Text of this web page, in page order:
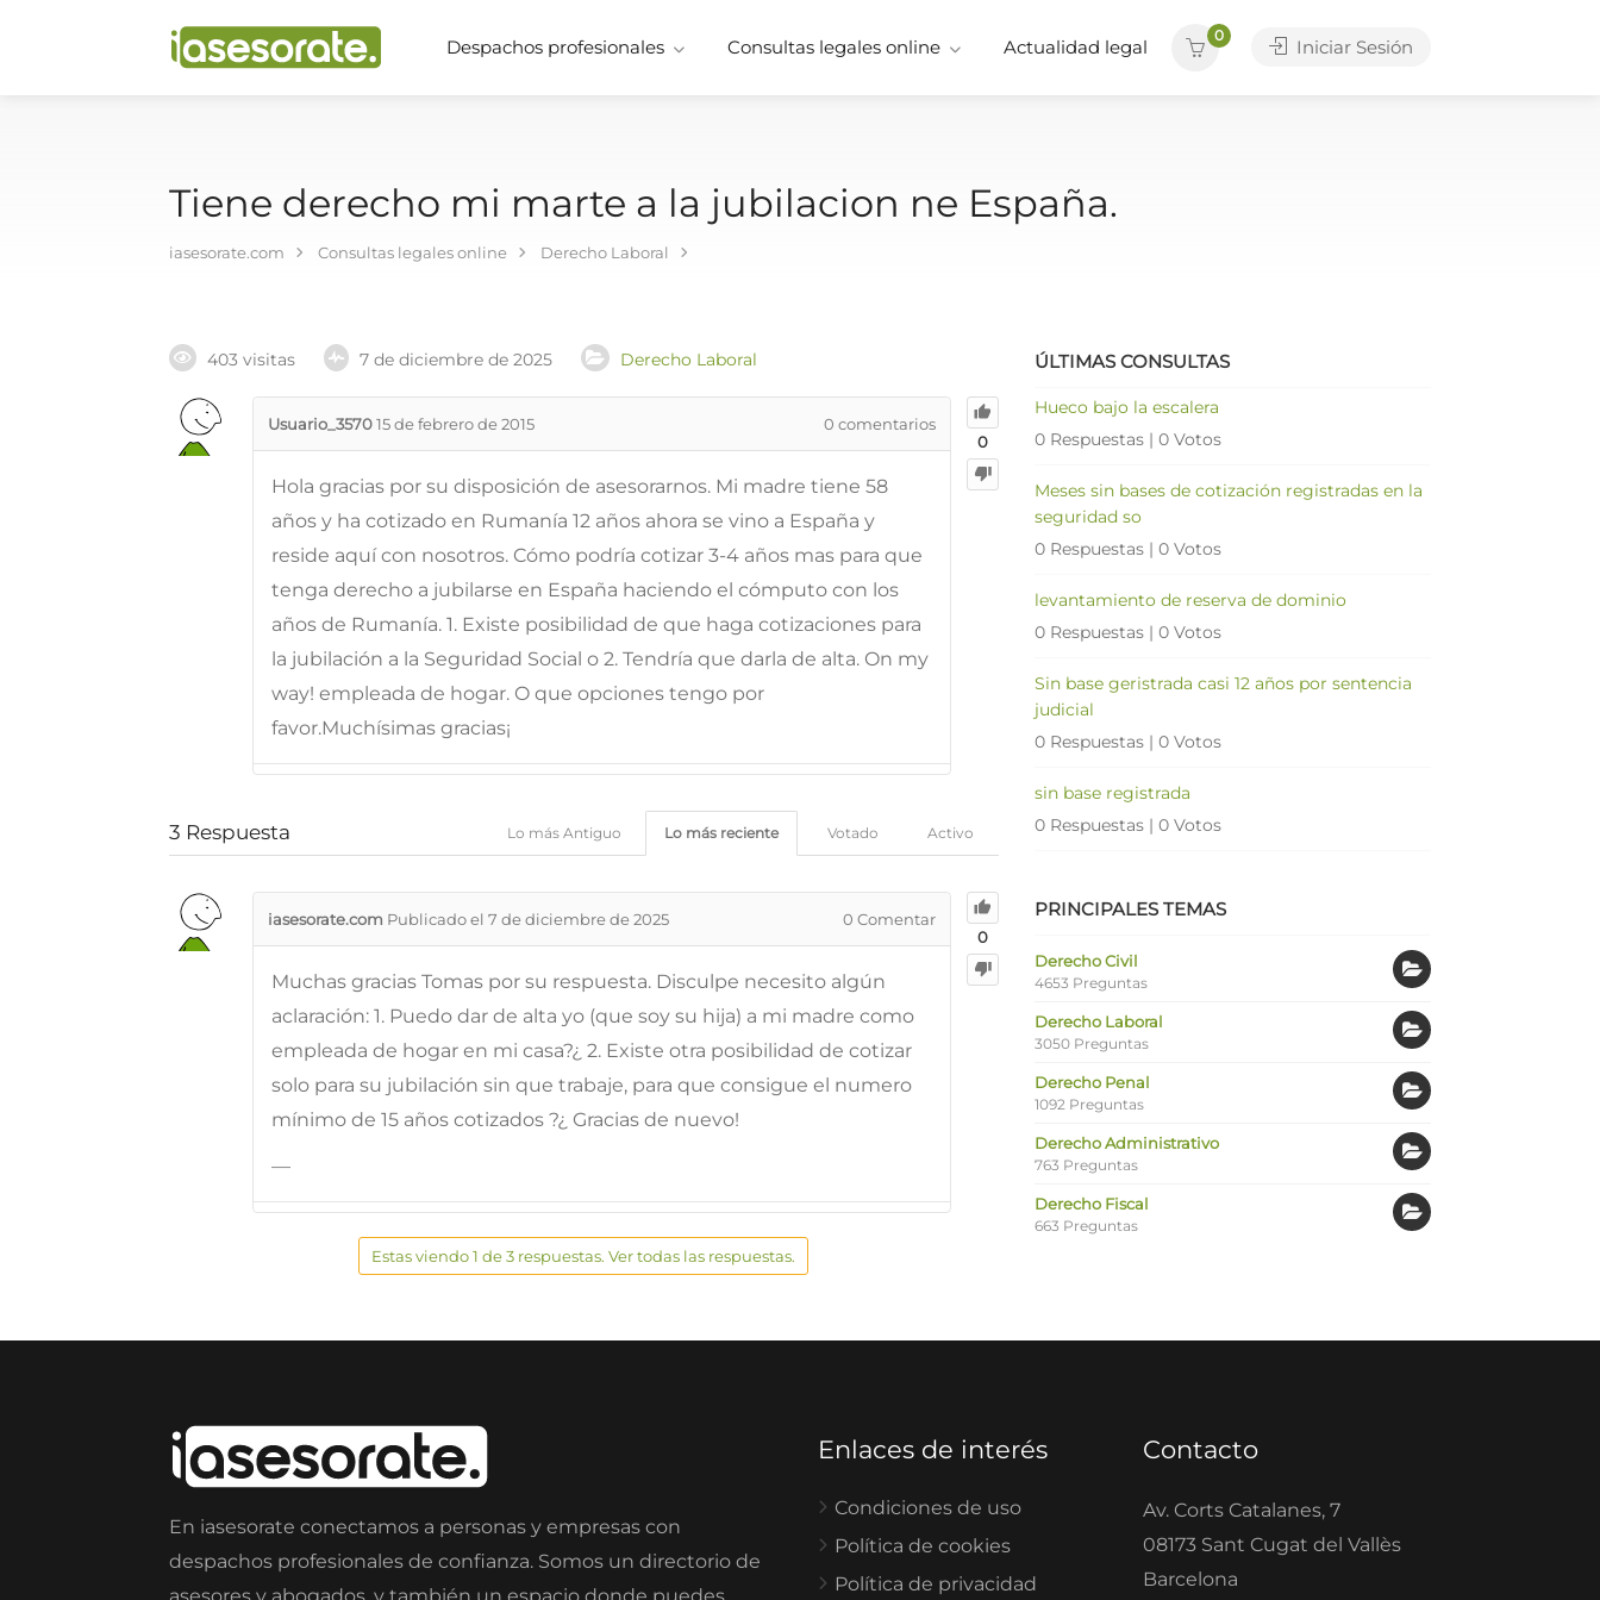
Despachos profesionales Consultas legales online Actualidad legal
0
Iniciar Sesión
Tiene derecho mi marte a la jubilacion ne España.
iasesorate.com Consultas legales online Derecho Laboral
403 visitas 7 de diciembre de 2025 Derecho Laboral
0
Usuario_357015 de febrero de 2015 0 comentarios
Hola gracias por su disposición de asesorarnos. Mi madre tiene 58
años y ha cotizado en Rumanía 12 años ahora se vino a España y
reside aquí con nosotros. Cómo podría cotizar 3-4 años mas para que
tenga derecho a jubilarse en España haciendo el cómputo con los
años de Rumanía. 1. Existe posibilidad de que haga cotizaciones para
la jubilación a la Seguridad Social o 2. Tendría que darla de alta. On my
way! empleada de hogar. O que opciones tengo por
favor.Muchísimas gracias¡
3 Respuesta Activo
Votado
Lo más reciente
Lo más Antiguo
0
iasesorate.com Publicado el 7 de diciembre de 2025 0 Comentar
Muchas gracias Tomas por su respuesta. Disculpe necesito algún
aclaración: 1. Puedo dar de alta yo (que soy su hija) a mi madre como
empleada de hogar en mi casa?¿ 2. Existe otra posibilidad de cotizar
solo para su jubilación sin que trabaje, para que consigue el numero
mínimo de 15 años cotizados ?¿ Gracias de nuevo!
—
Estas viendo 1 de 3 respuestas. Ver todas las respuestas.
ÚLTIMAS CONSULTAS
Hueco bajo la escalera
0 Respuestas | 0 Votos
Meses sin bases de cotización registradas en la
seguridad so
0 Respuestas | 0 Votos
levantamiento de reserva de dominio
0 Respuestas | 0 Votos
Sin base geristrada casi 12 años por sentencia
judicial
0 Respuestas | 0 Votos
sin base registrada
0 Respuestas | 0 Votos
PRINCIPALES TEMAS
Derecho Civil
4653 Preguntas
Derecho Laboral
3050 Preguntas
Derecho Penal
1092 Preguntas
Derecho Administrativo
763 Preguntas
Derecho Fiscal
663 Preguntas
En iasesorate conectamos a personas y empresas con
despachos profesionales de confianza. Somos un directorio de
Enlaces de interés
Condiciones de uso
Política de cookies
Política de privacidad
Contacto
Av. Corts Catalanes, 7
08173 Sant Cugat del Vallès
Barcelona